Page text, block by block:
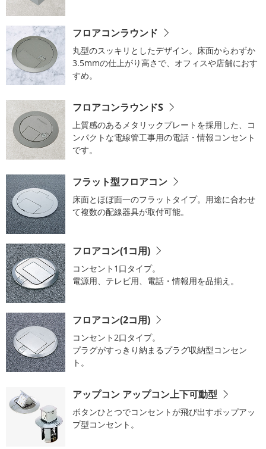
フロアコンラウンド
丸型のスッキリとしたデザイン。床面からわずか
3.5mmの仕上がり高さで、オフィスや店舗におす
すめ。
フロアコンラウンドS
上質感のあるメタリックプレートを採用した、コ
ンパクトな電線管工事用の電話・情報コンセント
です。
フラット型フロアコン
床面とほぼ面一のフラットタイプ。用途に合わせ
て複数の配線器具が取付可能。
フロアコン(1コ用)
コンセント1口タイプ。
電源用、テレビ用、電話・情報用を品揃え。
フロアコン(2コ用)
コンセント2口タイプ。
プラグがすっきり納まるプラグ収納型コンセン
ト。
アップコン アップコン上下可動型
ボタンひとつでコンセントが飛び出すポップアッ
プ型コンセント。